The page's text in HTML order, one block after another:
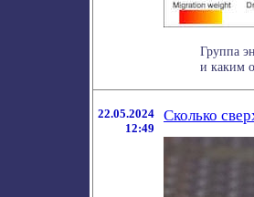
Группа
и каким
22.05.2024
12:49
Сколько